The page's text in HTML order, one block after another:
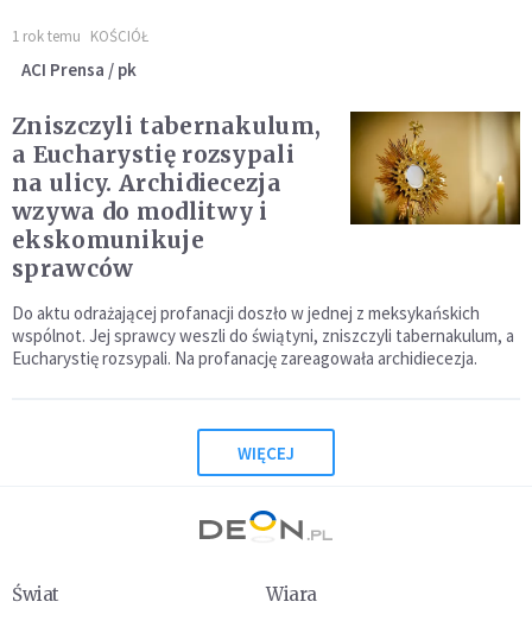
1 rok temu KOŚCIÓŁ
ACI Prensa / pk
Zniszczyli tabernakulum,
a Eucharystię rozsypali
na ulicy. Archidiecezja
wzywa do modlitwy i
ekskomunikuje
sprawców
Do aktu odrażającej profanacji doszło w jednej z meksykańskich
wspólnot. Jej sprawcy weszli do świątyni, zniszczyli tabernakulum, a
Eucharystię rozsypali. Na profanację zareagowała archidiecezja.
WIĘCEJ
Świat
Wiara